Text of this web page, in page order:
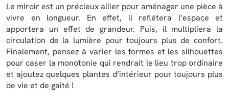
Le miroir est un précieux allier pour aménager une pièce à
vivre en longueur. En effet, il reflétera l’espace et
apportera un effet de grandeur. Puis, il multipliera la
circulation de la lumière pour toujours plus de confort.
Finalement, pensez à varier les formes et les silhouettes
pour caser la monotonie qui rendrait le lieu trop ordinaire
et ajoutez quelques plantes d’intérieur pour toujours plus
de vie et de gaité !